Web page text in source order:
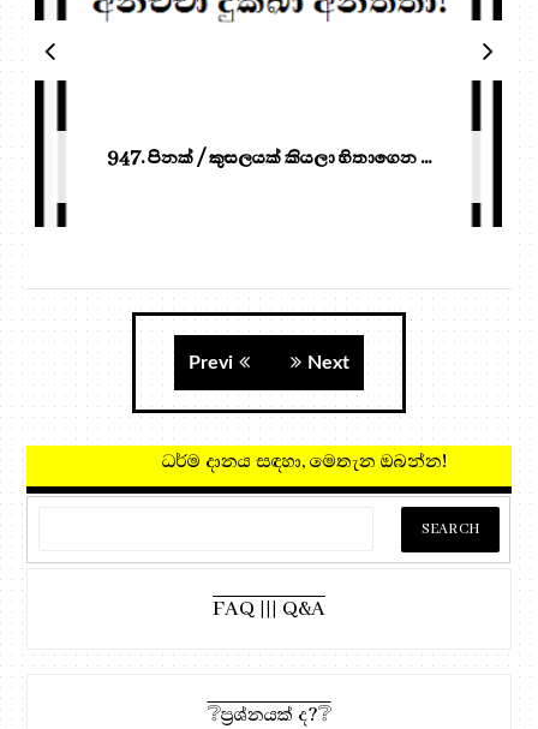
947. පිනක් / කුසලයක් කියලා හිතාගෙන ...
Next
Previ
ධර්ම දානය සඳහා, මෙතැන ඔබන්න!
FAQ ||| Q&A
❔ප්‍රශ්නයක් ද?❔